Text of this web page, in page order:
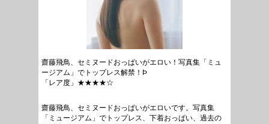
齋藤飛鳥、セミヌードおっぱいがエロい！写真集「ミュ
ージアム」でトップレス解禁！Þ
「レア度」★★★★☆
齋藤飛鳥、セミヌードおっぱいがエロいです。写真集
「ミュージアム」でトップレス、下着おっぱい、過去の